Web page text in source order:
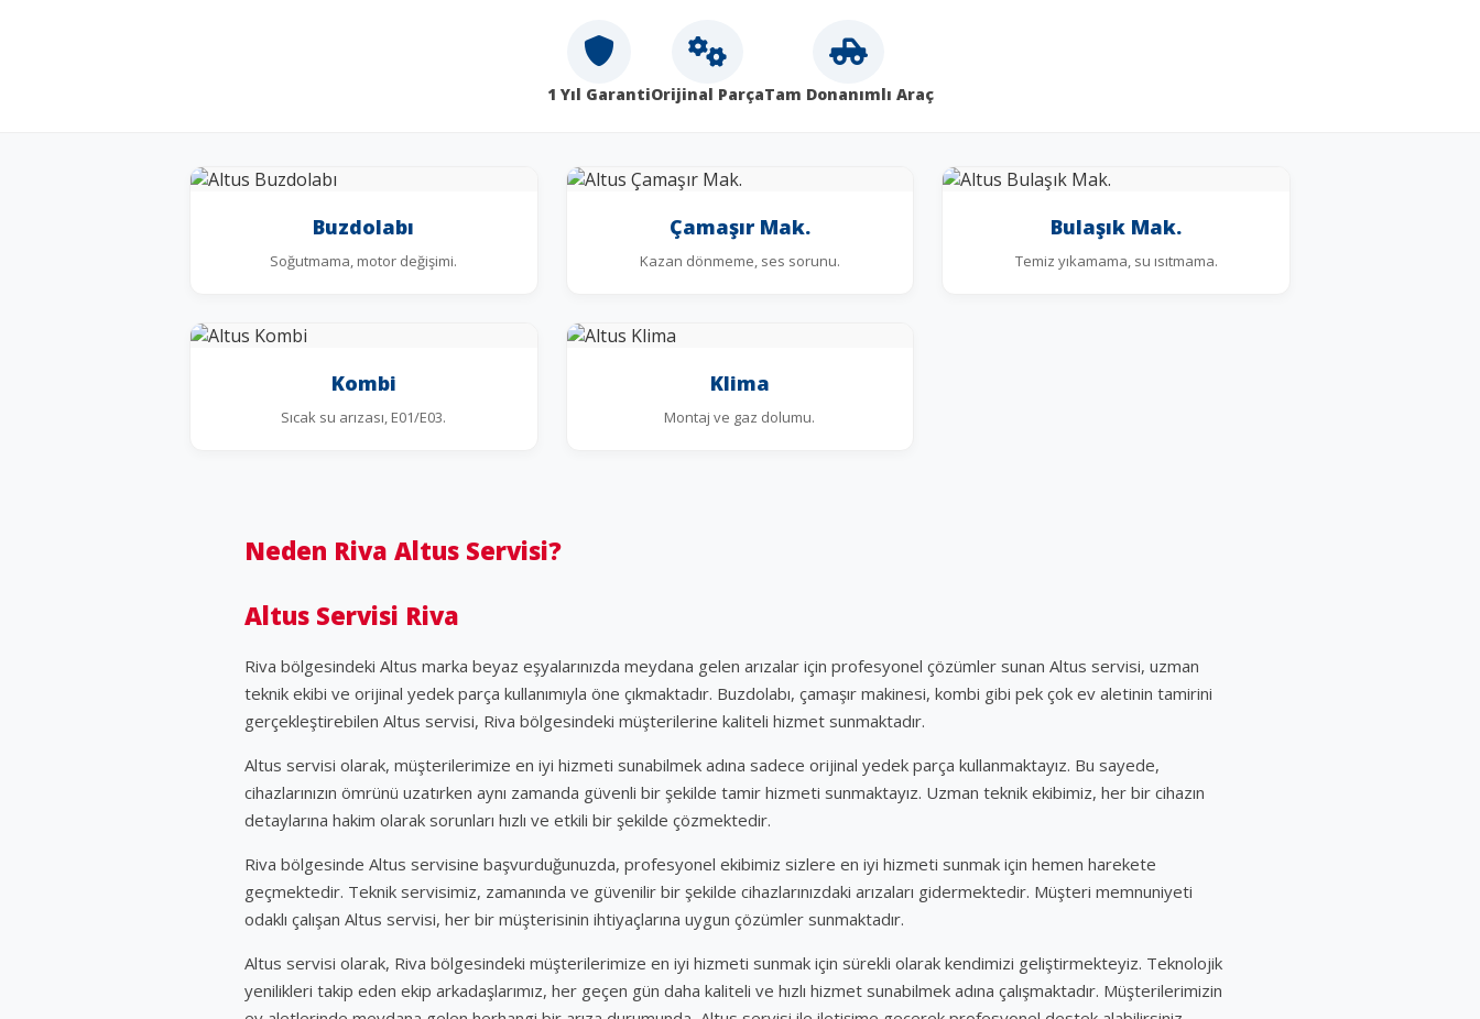
1 Yıl GarantiOrijinal ParçaTam Donanımlı Araç
Buzdolabı
Soğutmama, motor değişimi.
Çamaşır Mak.
Kazan dönmeme, ses sorunu.
Bulaşık Mak.
Temiz yıkamama, su ısıtmama.
Kombi
Sıcak su arızası, E01/E03.
Klima
Montaj ve gaz dolumu.
Neden Riva Altus Servisi?
Altus Servisi Riva
Riva bölgesindeki Altus marka beyaz eşyalarınızda meydana gelen arızalar için profesyonel çözümler sunan Altus servisi, uzman
teknik ekibi ve orijinal yedek parça kullanımıyla öne çıkmaktadır. Buzdolabı, çamaşır makinesi, kombi gibi pek çok ev aletinin tamirini
gerçekleştirebilen Altus servisi, Riva bölgesindeki müşterilerine kaliteli hizmet sunmaktadır.
Altus servisi olarak, müşterilerimize en iyi hizmeti sunabilmek adına sadece orijinal yedek parça kullanmaktayız. Bu sayede,
cihazlarınızın ömrünü uzatırken aynı zamanda güvenli bir şekilde tamir hizmeti sunmaktayız. Uzman teknik ekibimiz, her bir cihazın
detaylarına hakim olarak sorunları hızlı ve etkili bir şekilde çözmektedir.
Riva bölgesinde Altus servisine başvurduğunuzda, profesyonel ekibimiz sizlere en iyi hizmeti sunmak için hemen harekete
geçmektedir. Teknik servisimiz, zamanında ve güvenilir bir şekilde cihazlarınızdaki arızaları gidermektedir. Müşteri memnuniyeti
odaklı çalışan Altus servisi, her bir müşterisinin ihtiyaçlarına uygun çözümler sunmaktadır.
Altus servisi olarak, Riva bölgesindeki müşterilerimize en iyi hizmeti sunmak için sürekli olarak kendimizi geliştirmekteyiz. Teknolojik
yenilikleri takip eden ekip arkadaşlarımız, her geçen gün daha kaliteli ve hızlı hizmet sunabilmek adına çalışmaktadır. Müşterilerimizin